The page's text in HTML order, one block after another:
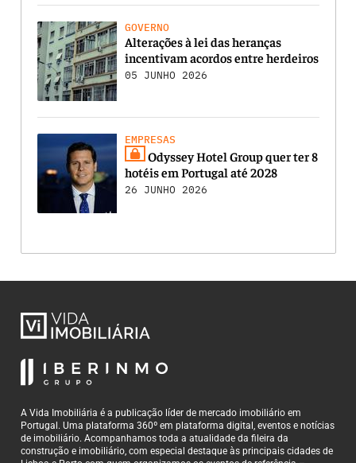
GOVERNO
Alterações à lei das heranças
incentivam acordos entre herdeiros
05 JUNHO 2026
EMPRESAS
Odyssey Hotel Group quer ter 8
hotéis em Portugal até 2028
26 JUNHO 2026
A Vida Imobiliária é a publicação líder de mercado imobiliário em
Portugal. Uma plataforma 360º em plataforma digital, eventos e notícias
de imobiliário. Acompanhamos toda a atualidade da fileira da
construção e imobiliário, com especial destaque às principais cidades de